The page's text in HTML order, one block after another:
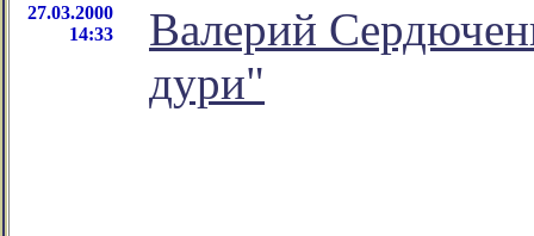
27.03.2000
14:33
Валерий
дури"